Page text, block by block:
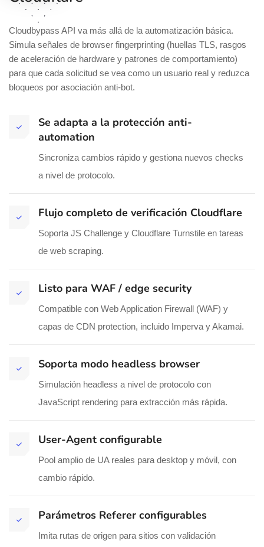
Cloudbypass API va más allá de la automatización básica.
Simula señales de browser fingerprinting (huellas TLS, rasgos
de aceleración de hardware y patrones de comportamiento)
para que cada solicitud se vea como un usuario real y reduzca
bloqueos por asociación anti-bot.
Se adapta a la protección anti-
automation
Sincroniza cambios rápido y gestiona nuevos checks
a nivel de protocolo.
Flujo completo de verificación Cloudflare
Soporta JS Challenge y Cloudflare Turnstile en tareas
de web scraping.
Listo para WAF / edge security
Compatible con Web Application Firewall (WAF) y
capas de CDN protection, incluido Imperva y Akamai.
Soporta modo headless browser
Simulación headless a nivel de protocolo con
JavaScript rendering para extracción más rápida.
User-Agent configurable
Pool amplio de UA reales para desktop y móvil, con
cambio rápido.
Parámetros Referer configurables
Imita rutas de origen para sitios con validación